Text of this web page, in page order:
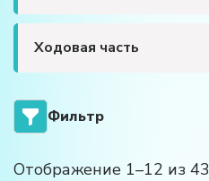
Ходовая часть
Фильтр
Отображение 1–12 из 43